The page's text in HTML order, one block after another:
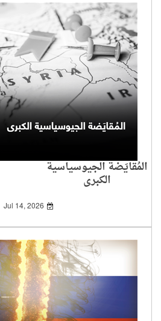
المُقايَضة الجيوسياسية
الكبرى
Jul 14, 2026